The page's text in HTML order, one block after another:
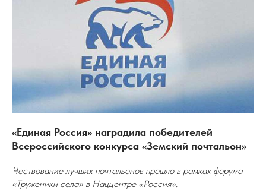
«Единая Россия» наградила победителей
Всероссийского конкурса «Земский почтальон»
Чествование лучших почтальонов прошло в рамках форума
«Труженики села» в Наццентре «Россия».